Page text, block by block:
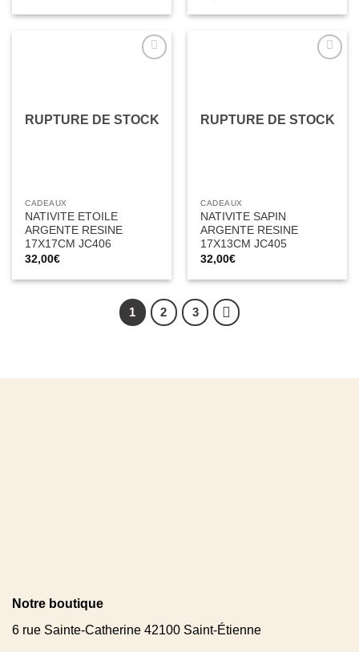
RUPTURE DE STOCK
CADEAUX
NATIVITE ETOILE
ARGENTE RESINE
17X17CM JC406
32,00€
RUPTURE DE STOCK
CADEAUX
NATIVITE SAPIN
ARGENTE RESINE
17X13CM JC405
32,00€
1 2 3
Notre boutique
6 rue Sainte-Catherine 42100 Saint-Étienne